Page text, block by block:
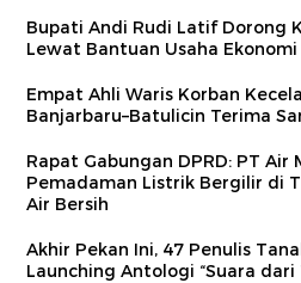
Bupati Andi Rudi Latif Dorong
Lewat Bantuan Usaha
Empat Ahli Waris Korban
Banjarbaru–Batulicin Terima
Rapat Gabungan DPRD: PT Air
Pemadaman Listrik Bergilir di
Air Bersih
Akhir Pekan Ini, 47 Penulis
Launching Antologi “Suara dari